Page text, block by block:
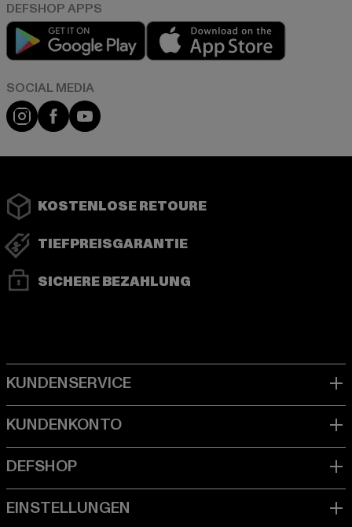
Play market
Instagram
FacebookYouTube
KOSTENLOSE RETOURE
TIEFPREISGARANTIE
SICHERE BEZAHLUNG